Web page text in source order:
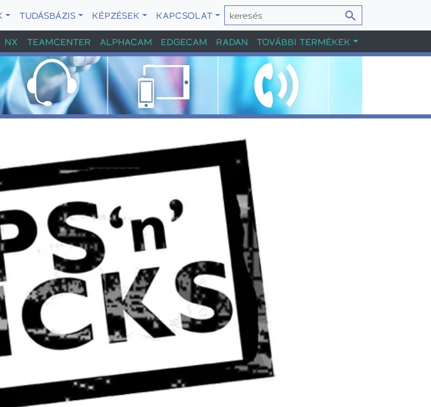
TUDÁSBÁZIS KÉPZÉSEK
KAPCSOLAT
NX TEAMCENTER ALPHACAM EDGECAM RADAN TOVÁBBI TERMÉKEK